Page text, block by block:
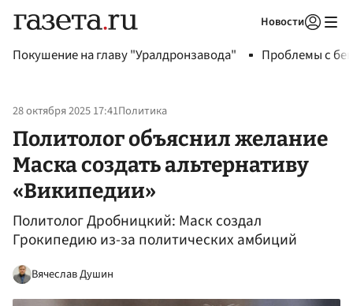
Новости
Покушение на главу "Уралдронзавода" Проблемы с
28 октября 2025 17:41Политика
Политолог объяснил желание
Маска создать альтернативу
«Википедии»
Политолог Дробницкий: Маск создал
Грокипедию из-за политических амбиций
Вячеслав Душин